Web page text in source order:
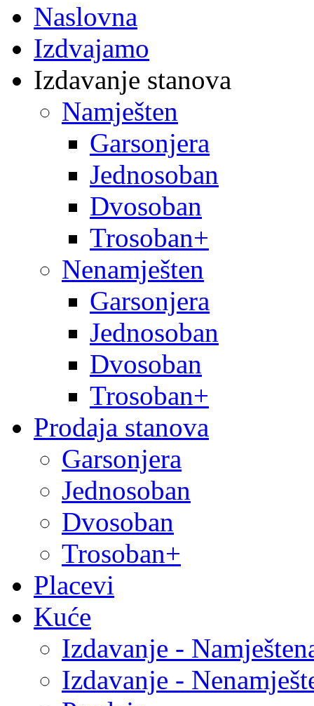
Naslovna
Izdvajamo
Izdavanje stanova
Namješten
Garsonjera
Jednosoban
Dvosoban
Trosoban+
Nenamješten
Garsonjera
Jednosoban
Dvosoban
Trosoban+
Prodaja stanova
Garsonjera
Jednosoban
Dvosoban
Trosoban+
Placevi
Kuće
Izdavanje -
Izdavanje -